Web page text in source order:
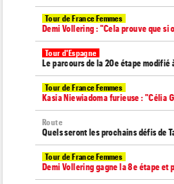
Tour de France Femmes
Demi Vollering : "Cela prouve que si
Tour d'Espagne
Le parcours de la 20e étape modifié
Tour de France Femmes
Kasia Niewiadoma furieuse : "Célia
Route
Quels seront les prochains défis de
Tour de France Femmes
Demi Vollering gagne la 8e étape et